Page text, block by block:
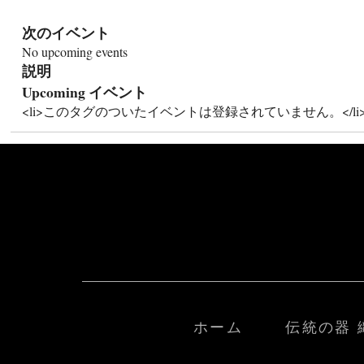
次のイベント
No upcoming events
説明
Upcoming イベント
<li>このタグのついたイベントは登録されていません。</
ホーム 伝統の器